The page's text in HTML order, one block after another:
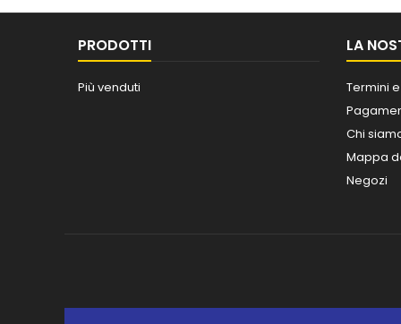
PRODOTTI
Più venduti
LA
Termini
Chi
Mappa
Negozi